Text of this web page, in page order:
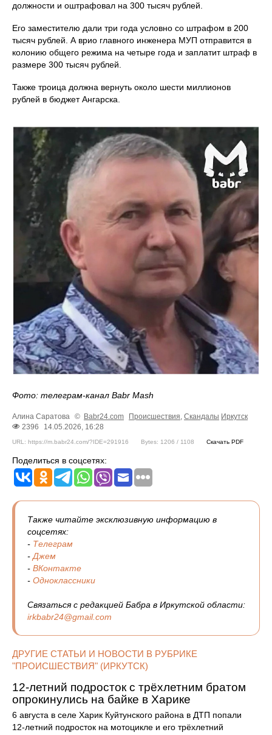
должности и оштрафовал на 300 тысяч рублей.
Его заместителю дали три года условно со штрафом в 200
тысяч рублей. А врио главного инженера МУП отправится в
колонию общего режима на четыре года и заплатит штраф в
размере 300 тысяч рублей.
Также троица должна вернуть около шести миллионов
рублей в бюджет Ангарска.
Фото: телеграм-канал Babr Mash
Алина Саратова © Babr24.com Происшествия, Скандалы Иркутск
2396
14.05.2026, 16:28
URL: https://m.babr24.com/?IDE=291916 Bytes: 1206 / 1108 Скачать PDF
Поделиться в соцсетях:
Также читайте эксклюзивную информацию в
соцсетях:
- Телеграм
- Джем
- ВКонтакте
- Одноклассники
Связаться с редакцией Бабра в Иркутской области:
irkbabr24@gmail.com
ДРУГИЕ СТАТЬИ И НОВОСТИ В РУБРИКЕ
"ПРОИСШЕСТВИЯ" (ИРКУТСК)
12‑летний подросток с трёхлетним братом
опрокинулись на байке в Харике
6 августа в селе Харик Куйтунского района в ДТП попали
12‑летний подросток на мотоцикле и его трёхлетний